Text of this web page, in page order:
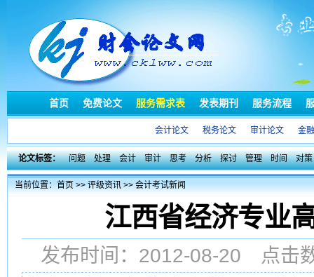
首页 免费论文 服务需求表 发表期刊 服务流程
会计论文 税务论文 审计论文 金
论文标签： 问题 处理 会计 审计 思考 分析 探讨 管理 时间 对策
当前位置：首页>>评级资讯>>会计考试新闻
江西省经济专业
发布时间：2012-08-20 点